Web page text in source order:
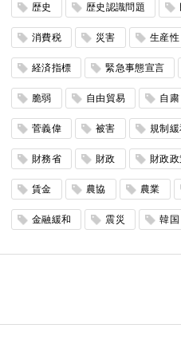
歴史 歴史認識問題
消費税 災害 生産性
経済指標 緊急事態宣言
脆弱 自由貿易 自粛
菅義偉 被害 規制緩
財務省 財政 財政
賃金 農協 農業
金融緩和 震災 韓国